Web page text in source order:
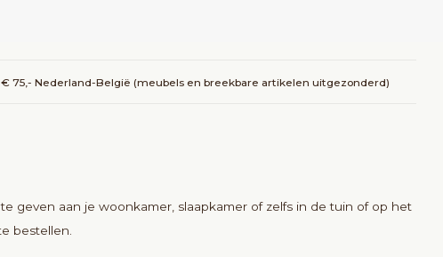
75,- Nederland-België (meubels en breekbare artikelen uitgezonderd)
geven aan je woonkamer, slaapkamer of zelfs in de tuin of op het
bestellen.